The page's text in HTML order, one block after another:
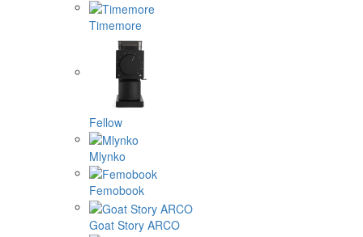
Timemore
Fellow
Mlynko
Femobook
Goat Story ARCO